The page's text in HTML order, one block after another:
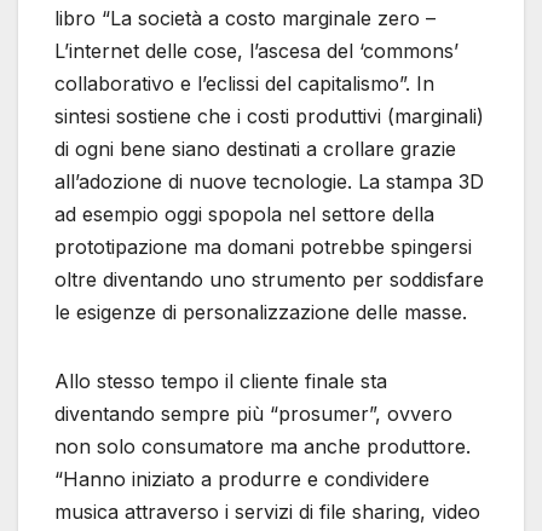
libro “La società a costo marginale zero –
L’internet delle cose, l’ascesa del ‘commons’
collaborativo e l’eclissi del capitalismo”. In
sintesi sostiene che i costi produttivi (marginali)
di ogni bene siano destinati a crollare grazie
all’adozione di nuove tecnologie. La stampa 3D
ad esempio oggi spopola nel settore della
prototipazione ma domani potrebbe spingersi
oltre diventando uno strumento per soddisfare
le esigenze di personalizzazione delle masse.
Allo stesso tempo il cliente finale sta
diventando sempre più “prosumer”, ovvero
non solo consumatore ma anche produttore.
“Hanno iniziato a produrre e condividere
musica attraverso i servizi di file sharing, video